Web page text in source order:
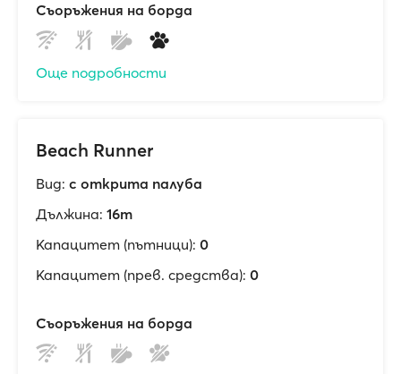
Съоръжения на борда
Още подробности
Beach Runner
Вид: с открита палуба
Дължина: 16m
Капацитет (пътници): 0
Капацитет (прев. средства): 0
Съоръжения на борда